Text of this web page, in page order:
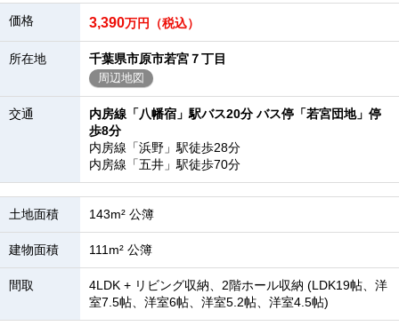
価格 3,390万円（税込）
所在地 千葉県市原市若宮７丁目
周辺地図
交通
内房線「八幡宿」駅バス20分 バス停「若宮団地」停
歩8分
内房線「浜野」駅徒歩28分
内房線「五井」駅徒歩70分
土地面積 143m² 公簿
建物面積 111m² 公簿
間取
4LDK + リビング収納、2階ホール収納 (LDK19帖、洋
室7.5帖、洋室6帖、洋室5.2帖、洋室4.5帖)